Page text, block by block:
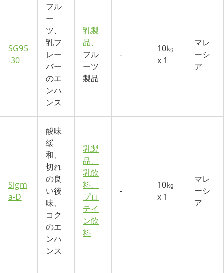
SG95
-30
フル
ー
ツ、
乳フ
レー
バー
のエ
ンハ
ンス
乳製
品、
フル
ーツ
製品
-
10㎏
x 1
マレ
ーシ
ア
Sigm
a-D
酸味
緩
和、
切れ
の良
い後
味、
コク
のエ
ンハ
ンス
乳製
品、
乳飲
料、
プロ
テイ
ン飲
料
‐
10㎏
x 1
マレ
ーシ
ア